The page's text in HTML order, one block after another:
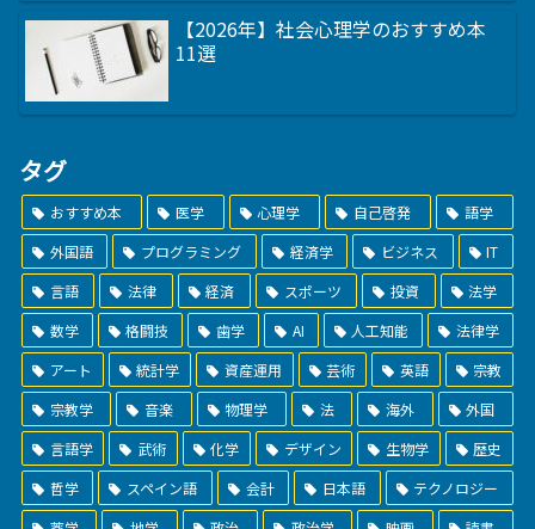
【2026年】社会心理学のおすすめ本
11選
タグ
おすすめ本 医学 心理学 自己啓発
語学
外国語
プログラミング 経済学 ビジネス
IT
言語
法律 経済 スポーツ 投資
法学
数学
格闘技 歯学 AI 人工知能
法律学
アート
統計学 資産運用 芸術 英語
宗教
宗教学
音楽 物理学 法 海外
外国
言語学
武術 化学 デザイン 生物学
歴史
哲学
スペイン語 会計 日本語
テクノロジー